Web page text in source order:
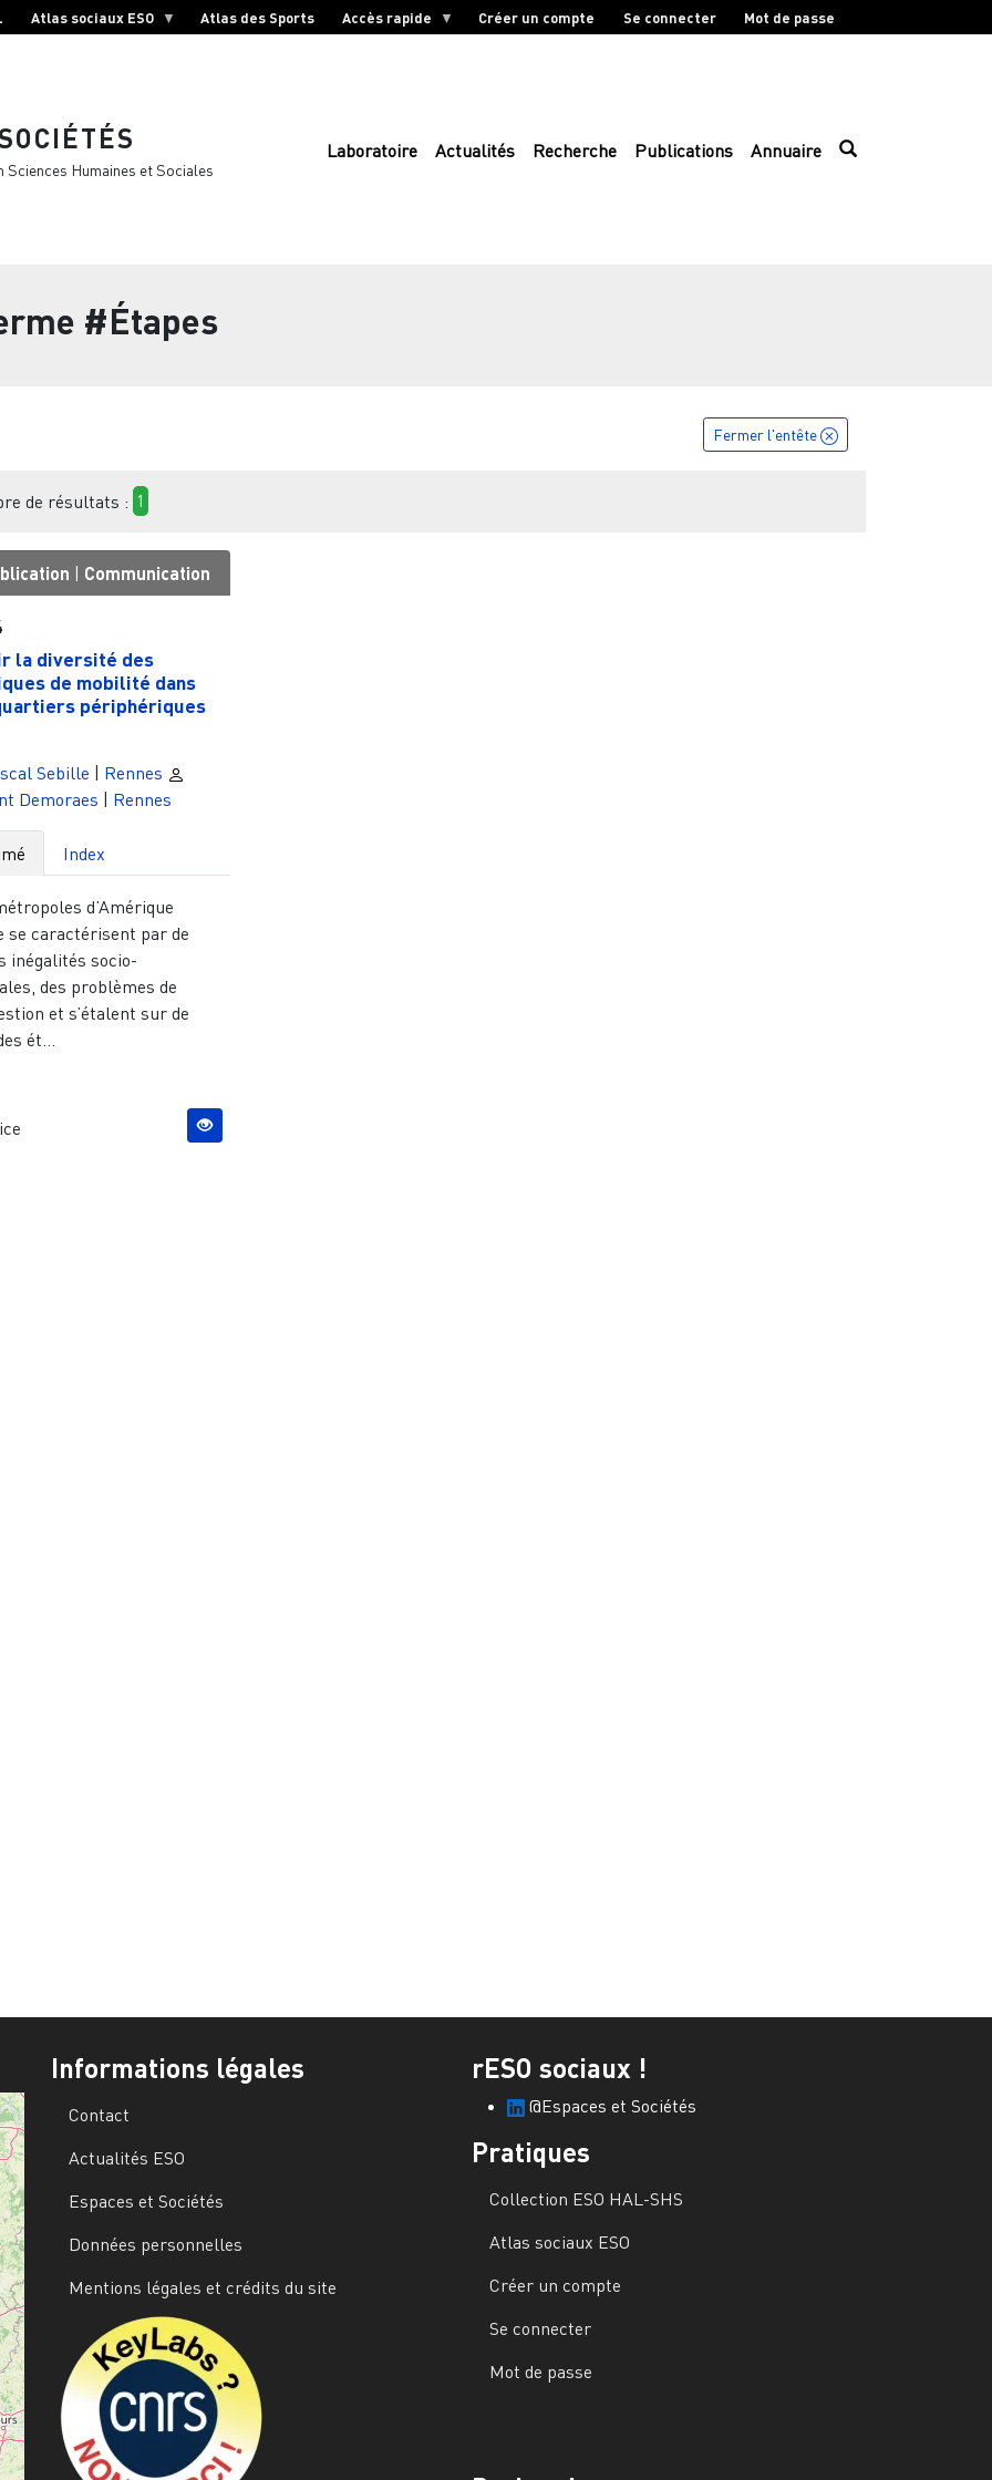
Atlas sociaux ESO Atlas des Sports Accès rapide Créer un compte Se connecter Mot de passe
Humaines et Sociales
Laboratoire Actualités Recherche Publications Annuaire
#Étapes
Fermer l'entête
de résultats : 1
| Communication
la diversité des
de mobilité dans
périphériques
Sebille | Rennes
Demoraes | Rennes
Index
d’Amérique
se caractérisent par de
inégalités socio-
des problèmes de
et s’étalent sur de
ét...
Informations légales
Contact
Actualités ESO
Espaces et Sociétés
Données personnelles
Mentions légales et crédits du site
rESO sociaux !
@Espaces et Sociétés
Pratiques
Collection ESO HAL-SHS
Atlas sociaux ESO
Créer un compte
Se connecter
Mot de passe